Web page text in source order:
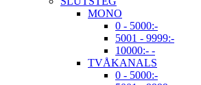
MONO
0 - 5000:-
5001 - 9999:-
10000:- -
TVÅKANALS
0 - 5000:-